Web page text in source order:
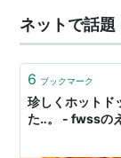
ンがずらりと
程度のもの…
ネットで話題
6 ブックマーク
珍しくホットド
た‥。 - fwssの